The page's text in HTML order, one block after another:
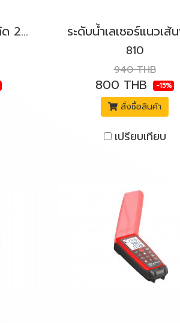
ระดับน้ำพร้อมไม้บรรทัด 24" (60cm) KAPRO รุ่น 814 Prolaser®
810
940 THB
800 THB -15%
สั่งซื้อสินค้า
เปรียบเทียบ